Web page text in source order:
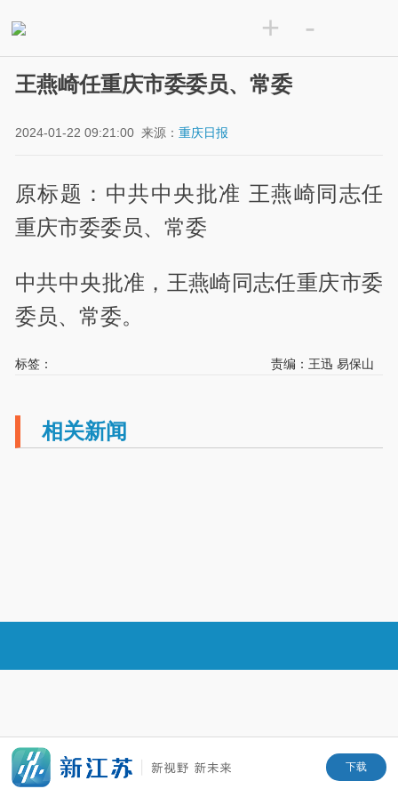
+ -
王燕崎任重庆市委委员、常委
2024-01-22 09:21:00 来源：重庆日报
原标题：中共中央批准 王燕崎同志任
重庆市委委员、常委
中共中央批准，王燕崎同志任重庆市委
委员、常委。
标签： 责编：王迅 易保山
相关新闻
下载